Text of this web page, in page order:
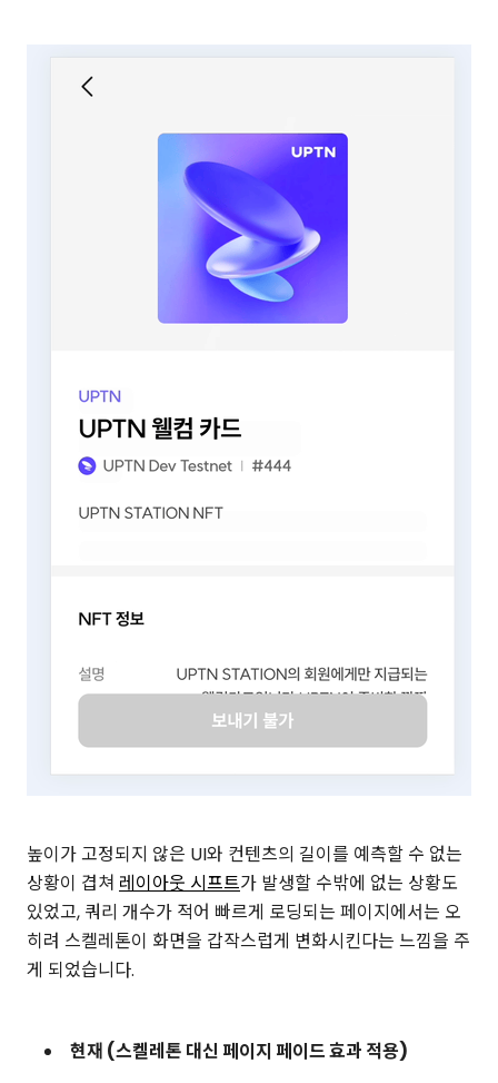
높이가 고정되지 않은 UI와 컨텐츠의 길이를 예측할 수 없는
상황이 겹쳐 레이아웃 시프트가 발생할 수밖에 없는 상황도
있었고, 쿼리 개수가 적어 빠르게 로딩되는 페이지에서는 오
히려 스켈레톤이 화면을 갑작스럽게 변화시킨다는 느낌을 주
게 되었습니다.
현재 (스켈레톤 대신 페이지 페이드 효과 적용)